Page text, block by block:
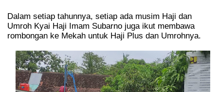
Dalam setiap tahunnya, setiap ada musim Haji dan
Umroh Kyai Haji Imam Subarno juga ikut membawa
rombongan ke Mekah untuk Haji Plus dan Umrohnya.